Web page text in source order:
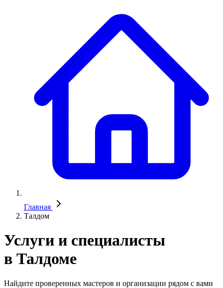
Главная
Талдом
Услуги и специалисты
в Талдоме
Найдите проверенных мастеров и организации рядом с вами